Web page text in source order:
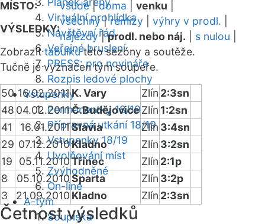
Virtuální prohlídka
Návštěvní řád
Veřejné bruslení
PRESS: pro novináře
Rozpis ledové plochy
Vstupenky
Permanentky 18/19
Přípravná utkání 18/19
Vstupenky 18/19
Uvolňování míst
Zvýhodněné
On-line
A-tým
Soupiska
MÍSTO:
všude|doma venku
VÝSLEDKY:
všechny|remízy výhry v prodl.
nájezdy|prodl. nebo náj. s nulou
Zobrazittabulkutéto sezóny a soutěže.
Tučně je vyznačen tým soupeře.
50 16.02.2011K. Vary Zlín 2:3sn
48 04.02.2011Č.BudějoviceZlín 1:2sn
41
16.01.2011Slavia Zlín 3:4sn
29 07.12.2010Kladno Zlín 3:2sn
19
05.11.2010Třinec Zlín 2:1p
8
05.10.2010Sparta Zlín 3:2p
3
21.09.2010 Kladno Zlín 2:3sn
Četnost výsledků